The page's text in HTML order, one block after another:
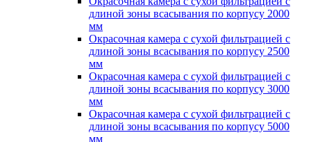
длиной зоны всасывания по корпусу 2000
мм
Окрасочная камера с сухой фильтрацией с
длиной зоны всасывания по корпусу 2500
мм
Окрасочная камера с сухой фильтрацией с
длиной зоны всасывания по корпусу 3000
мм
Окрасочная камера с сухой фильтрацией с
длиной зоны всасывания по корпусу 5000
мм